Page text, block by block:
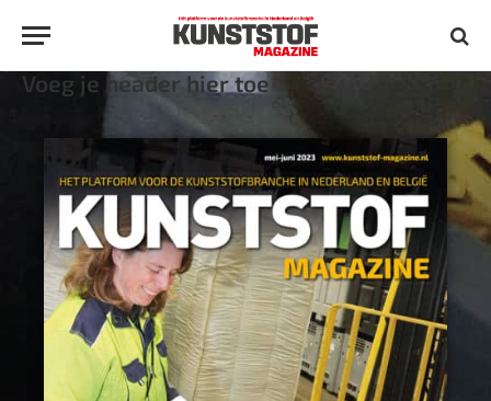
Voeg je header hier toe